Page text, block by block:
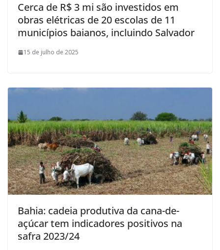
Cerca de R$ 3 mi são investidos em
obras elétricas de 20 escolas de 11
municípios baianos, incluindo Salvador
15 de julho de 2025
Bahia: cadeia produtiva da cana-de-
açúcar tem indicadores positivos na
safra 2023/24